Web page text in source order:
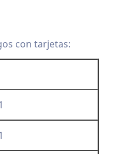
con tarjetas: